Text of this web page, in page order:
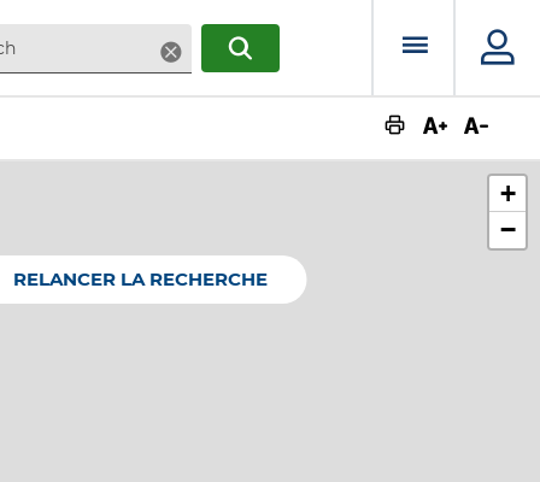
SupprimerRECHERCHERMenu
+
−
RELANCER LA RECHERCHE